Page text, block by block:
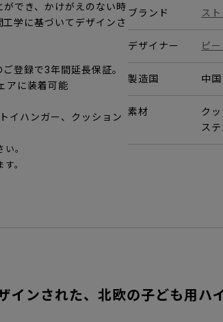
でき、かけがえのない時
学に基づいてデザインさ
登録で3年間延長保証。
アに装着可能
イハンガー、クッション
。
。
ブランド ス
デザイナー ピ
製造国 中国
素材
ク
ス
インされた、北欧の子ども用ハ